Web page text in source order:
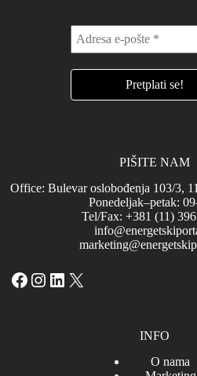
PIŠITE NAM
Office: Bulevar oslobođenja 103/3,
Ponedeljak–petak:
Tel/Fax: +381 (11)
Facebook
Instagram
LinkedIn
X
INFO
O nama